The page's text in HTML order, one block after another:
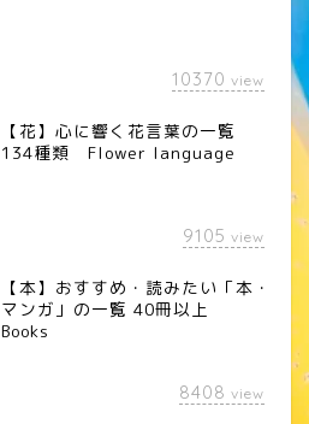
10370 view
【花】心に響く花言葉の一覧
134種類 Flower language
9105 view
【本】おすすめ・読みたい「本・
マンガ」の一覧 40冊以上
Books
8408 view